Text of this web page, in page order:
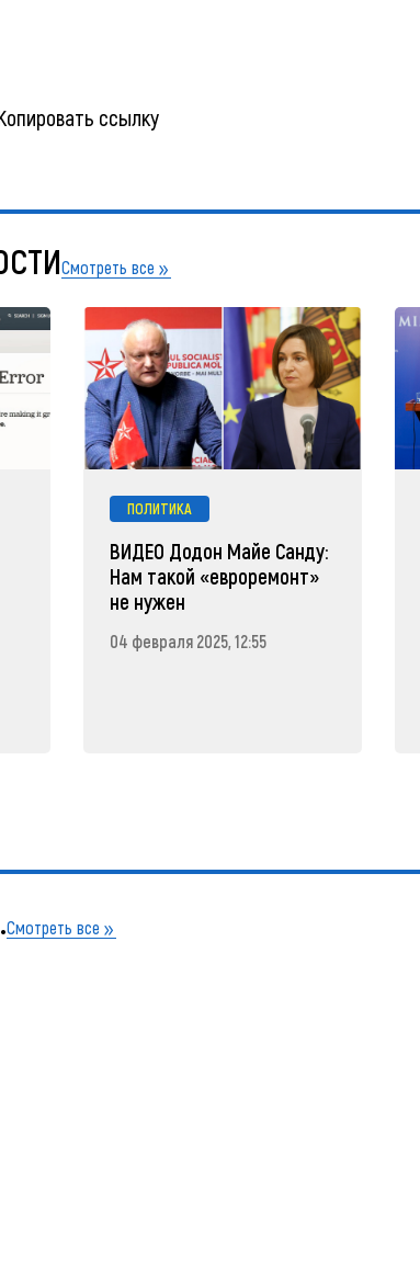
ссылку
Смотреть все
ПОЛИТИКА
ВИДЕО Додон Майе Санду:
Нам такой «евроремонт»
не нужен
04 февраля 2025, 12:55
Смотреть все